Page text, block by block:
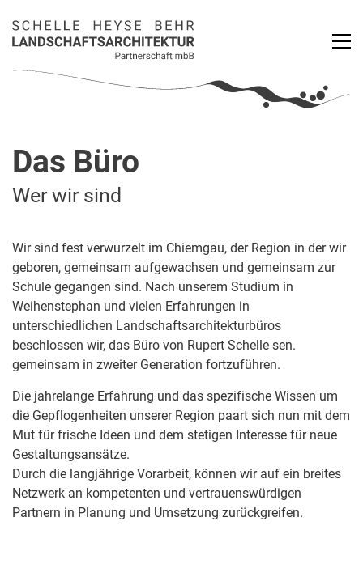
Das Büro
Wer wir sind
Wir sind fest verwurzelt im Chiemgau, der Region in der wir
geboren, gemeinsam aufgewachsen und gemeinsam zur
Schule gegangen sind. Nach unserem Studium in
Weihenstephan und vielen Erfahrungen in
unterschiedlichen Landschaftsarchitekturbüros
beschlossen wir, das Büro von Rupert Schelle sen.
gemeinsam in zweiter Generation fortzuführen.
Die jahrelange Erfahrung und das spezifische Wissen um
die Gepflogenheiten unserer Region paart sich nun mit dem
Mut für frische Ideen und dem stetigen Interesse für neue
Gestaltungsansätze.
Durch die langjährige Vorarbeit, können wir auf ein breites
Netzwerk an kompetenten und vertrauenswürdigen
Partnern in Planung und Umsetzung zurückgreifen.